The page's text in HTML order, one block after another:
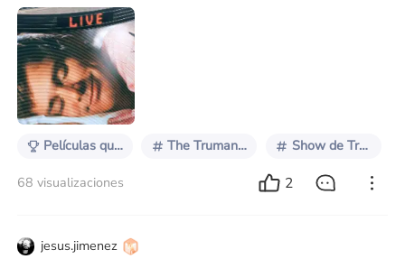
vida de Truman Burbank. La vida de Truman parece
normal. Se levanta, desayuna, se lava los dientes, se
cambia y se va a trabajar. Podríamos decir que es la
rutina que hacemos todos a diario. Sin embargo, en
nuestras vidas, hay pequeñas cosas que pueden ir
cambiando o variando según las circunstan
Películas que entendí al crecer The Truman Show Show de Truman
68 visualizaciones 2
jesus.jimenez